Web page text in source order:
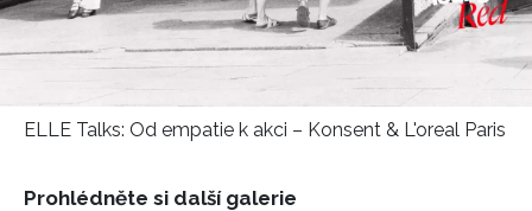
ELLE Talks: Od empatie k akci – Konsent & L'oreal Paris
Prohlédněte si další galerie